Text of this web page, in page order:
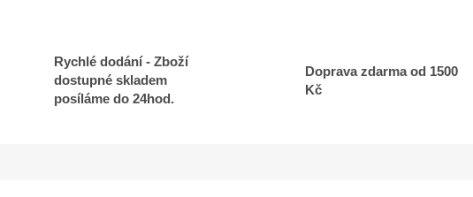
Rychlé dodání - Zboží
dostupné skladem
posíláme do 24hod.
Doprava zdarma od 1500
Kč